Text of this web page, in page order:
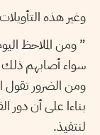
وغير هذه
” ومن الملاحظ
سواء أصابهم
ومن الضرور
بناءا على أن دور
لنتفيذ.